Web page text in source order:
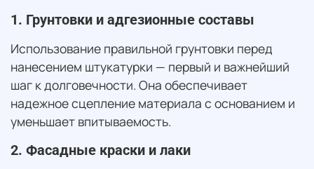
1. Грунтовки и адгезионные составы
Использование правильной грунтовки перед
нанесением штукатурки — первый и важнейший
шаг к долговечности. Она обеспечивает
надежное сцепление материала с основанием и
уменьшает впитываемость.
2. Фасадные краски и лаки